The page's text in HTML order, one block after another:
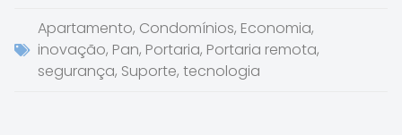
Apartamento, Condomínios, Economia,
inovação, Pan, Portaria, Portaria remota,
segurança, Suporte, tecnologia